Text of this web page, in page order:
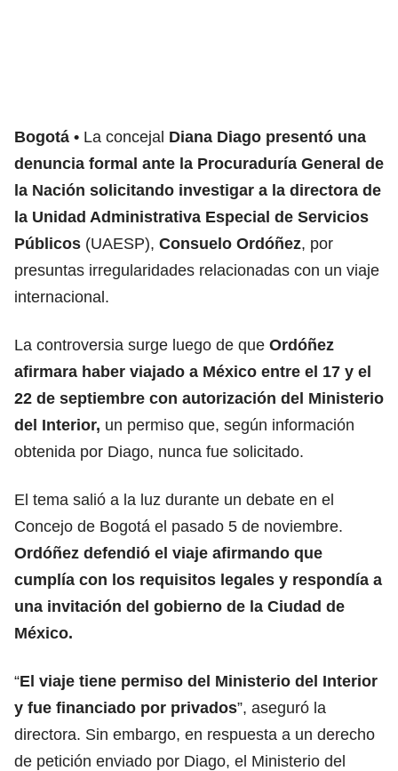
Bogotá La concejal Diana Diago presentó una
denuncia formal ante la Procuraduría General de
la Nación solicitando investigar a la directora de
la Unidad Administrativa Especial de Servicios
Públicos (UAESP), Consuelo Ordóñez, por
presuntas irregularidades relacionadas con un viaje
internacional.
La controversia surge luego de que Ordóñez
afirmara haber viajado a México entre el 17 y el
22 de septiembre con autorización del Ministerio
del Interior, un permiso que, según información
obtenida por Diago, nunca fue solicitado.
El tema salió a la luz durante un debate en el
Concejo de Bogotá el pasado 5 de noviembre.
Ordóñez defendió el viaje afirmando que
cumplía con los requisitos legales y respondía a
una invitación del gobierno de la Ciudad de
México.
“El viaje tiene permiso del Ministerio del Interior
y fue financiado por privados”, aseguró la
directora. Sin embargo, en respuesta a un derecho
de petición enviado por Diago, el Ministerio del